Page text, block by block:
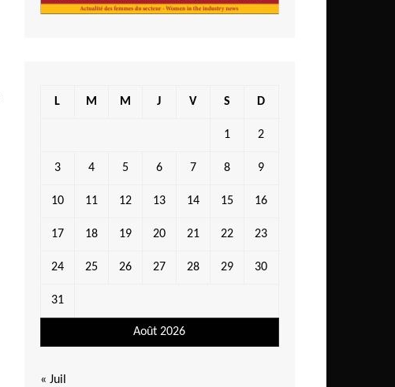
Août 2026
L M M J V S D
1 2
3 4 5 6 7 8 9
10 11 12 13 14 15 16
17 18 19 20 21 22 23
24 25 26 27 28 29 30
31
« Juil